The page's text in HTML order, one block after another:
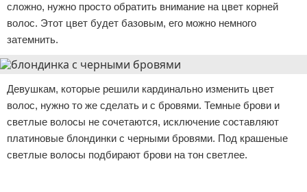
сложно, нужно просто обратить внимание на цвет корней
волос. Этот цвет будет базовым, его можно немного
затемнить.
Девушкам, которые решили кардинально изменить цвет
волос, нужно то же сделать и с бровями. Темные брови и
светлые волосы не сочетаются, исключение составляют
платиновые блондинки с черными бровями. Под крашеные
светлые волосы подбирают брови на тон светлее.